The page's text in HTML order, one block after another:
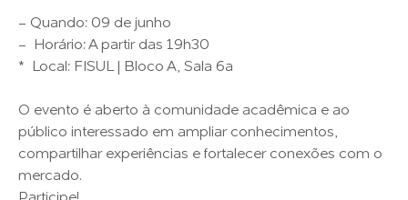
- Quando: 09 de junho
- Horário: A partir das 19h30
* Local: FISUL | Bloco A, Sala 6a
O evento é aberto à comunidade acadêmica e ao
público interessado em ampliar conhecimentos,
compartilhar experiências e fortalecer conexões com o
mercado.